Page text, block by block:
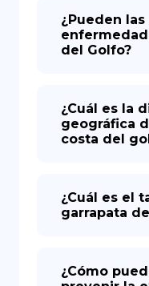
¿Pueden
del Golfo?
¿Cuál es la
geográfica
costa del
¿Cuál es el
garrapata
¿Cómo